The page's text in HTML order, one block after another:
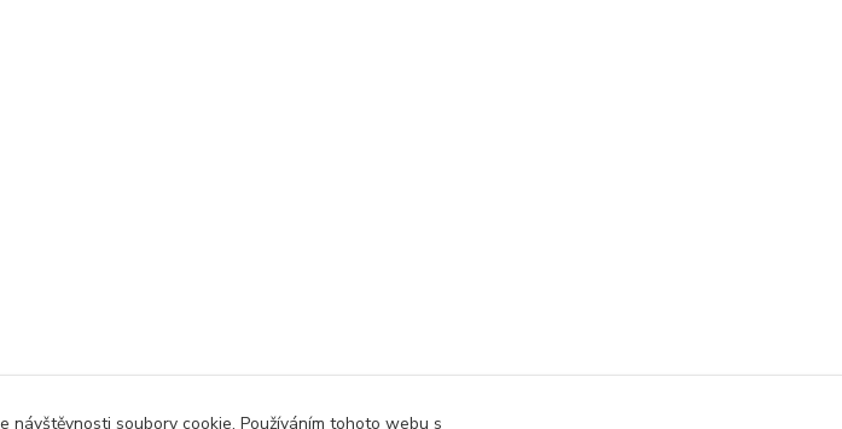
soubory cookie. Používáním tohoto webu s